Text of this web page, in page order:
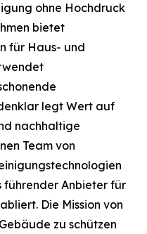
ohne Hochdruck
bietet
für Haus- und
legt Wert auf
nachhaltige
Team von
führender Anbieter für
Die Mission von
zu schützen